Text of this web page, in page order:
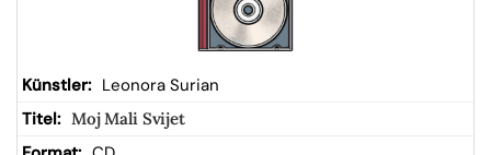
Leonora Surian
Moj Mali Svijet